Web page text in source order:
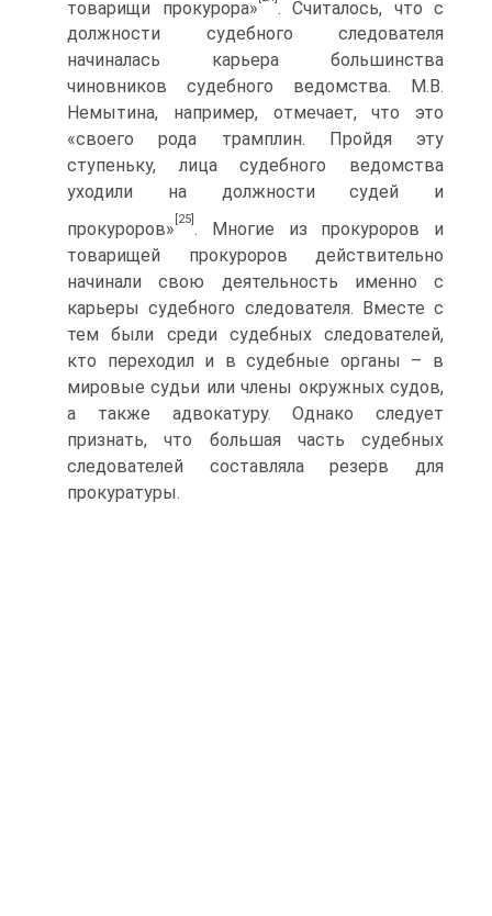
товарищи прокурора»
. Считалось, что с
должности судебного следователя
начиналась карьера большинства
чиновников судебного ведомства. М.В.
Немытина, например, отмечает, что это
«своего рода трамплин. Пройдя эту
ступеньку, лица судебного ведомства
уходили на должности судей и
прокуроров»
[25]
. Многие из прокуроров и
товарищей прокуроров действительно
начинали свою деятельность именно с
карьеры судебного следователя. Вместе с
тем были среди судебных следователей,
кто переходил и в судебные органы – в
мировые судьи или члены окружных судов,
а также адвокатуру. Однако следует
признать, что большая часть судебных
следователей составляла резерв для
прокуратуры.